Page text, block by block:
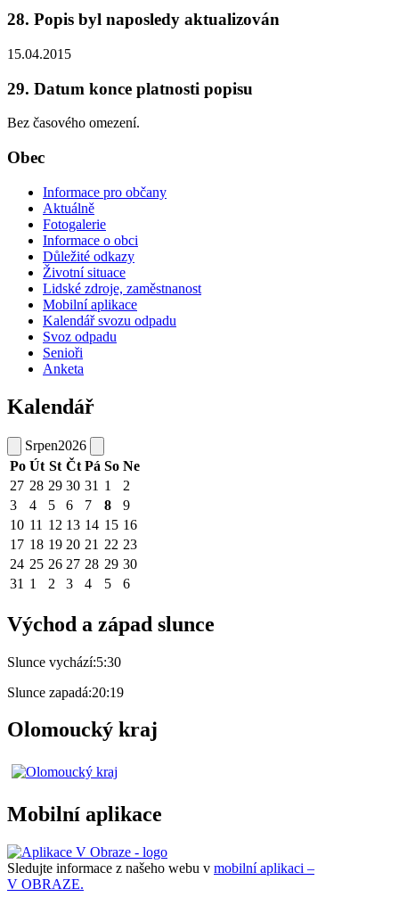
28. Popis byl naposledy aktualizován
15.04.2015
29. Datum konce platnosti popisu
Bez časového omezení.
Obec
Informace pro občany
Aktuálně
Fotogalerie
Informace o obci
Důležité odkazy
Životní situace
Lidské zdroje, zaměstnanost
Mobilní aplikace
Kalendář svozu odpadu
Svoz odpadu
Senioři
Anketa
Kalendář
Srpen2026
Po Út St Čt Pá So Ne
27 28 29 30 31 1
2
3
4 5 6 7 8
9
10 11 12 13 14 15 16
17 18 19 20 21 22 23
24 25 26 27 28 29 30
31 1 2 3 4 5 6
Východ a západ slunce
Slunce vychází:5:30
Slunce zapadá:20:19
Olomoucký kraj
Mobilní aplikace
Sledujte informace z našeho webu v mobilní aplikaci –
V OBRAZE.